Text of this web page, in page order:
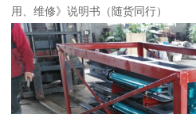
用、维修》说明书（随货同行）